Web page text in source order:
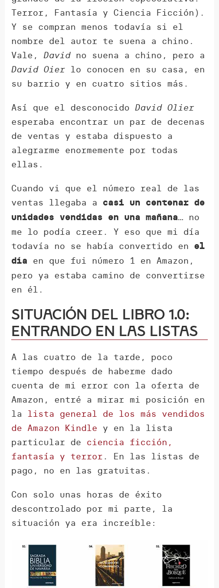
Terror, Fantasía y Ciencia Ficción).
Y se compran menos todavía si el
nombre del autor te suena a chino.
Vale,Davidno suena a chino, pero a
David Oier lo conocen en su casa, en
su barrio y en cuatro sitios más.
Así que el desconocidoDavid Olier
esperaba encontrar un par de decenas
de ventas y estaba dispuesto a
alegrarme enormemente por todas
ellas.
Cuando vi que el número real de las
ventas llegaba a casi un centenar de
unidades vendidas en una mañana… no
me lo podía creer. Y eso que mi día
todavía no se había convertido en el
día en que fui número 1 en Amazon,
pero ya estaba camino de convertirse
en él.
Situación del libro 1.0:
entrando en las listas
A las cuatro de la tarde, poco
tiempo después de haberme dado
cuenta de mi error con la oferta de
Amazon, entré a mirar mi posición en
la lista general de los más vendidos
de Amazon Kindle y en la lista
particular de ciencia ficción,
fantasía y terror . En las listas de
pago, no en las gratuitas.
Con solo unas horas de éxito
descontrolado por mi parte, la
situación ya era increíble: